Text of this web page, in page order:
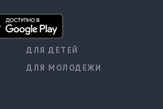
ДЛЯ ДЕТЕЙ
ДЛЯ МОЛОДЕЖИ